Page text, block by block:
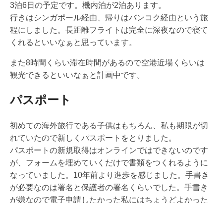
3泊6日の予定です。機内泊が2泊あります。
行きはシンガポール経由、帰りはバンコク経由という旅
程にしました。長距離フライトは完全に深夜なので寝て
くれるといいなぁと思っています。
また8時間くらい滞在時間があるので空港近場くらいは
観光できるといいなぁと計画中です。
パスポート
初めての海外旅行である子供はもちろん、私も期限が切
れていたので新しくパスポートをとりました。
パスポートの新規取得はオンラインではできないのです
が、フォームを埋めていくだけで書類をつくれるように
なっていました。10年前より進歩を感じました。手書き
が必要なのは署名と保護者の署名くらいでした。手書き
が嫌なので電子申請したかった私にはちょうどよかった